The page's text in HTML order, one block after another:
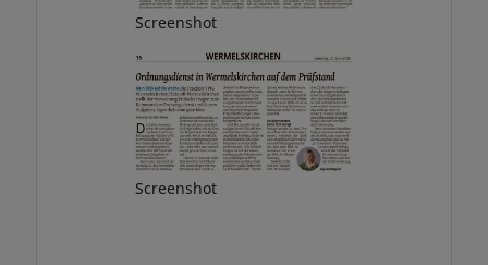
Screenshot
Screenshot